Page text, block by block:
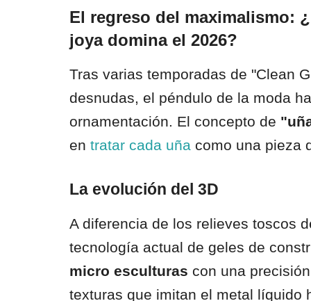
El regreso del maximalismo:
joya domina el 2026?
Tras varias temporadas de "Clean
desnudas, el péndulo de la moda
ornamentación. El concepto de
en tratar cada uña como una pieza
La evolución del 3D
A diferencia de los relieves toscos
tecnología actual de geles de
micro esculturas con una
texturas que imitan el metal líquido